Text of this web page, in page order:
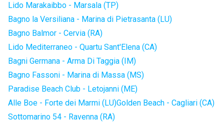
Lido Marakaibbo - Marsala (TP)
Bagno la Versiliana - Marina di Pietrasanta (LU)
Bagno Balmor - Cervia (RA)
Lido Mediterraneo - Quartu Sant'Elena (CA)
Bagni Germana - Arma Di Taggia (IM)
Bagno Fassoni - Marina di Massa (MS)
Paradise Beach Club - Letojanni (ME)
Alle Boe - Forte dei Marmi (LU)Golden Beach - Cagliari (CA)
Sottomarino 54 - Ravenna (RA)